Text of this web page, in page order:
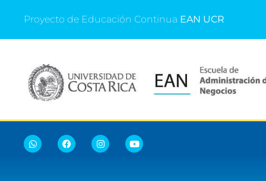
Proyecto de Educación Continua EAN UCR